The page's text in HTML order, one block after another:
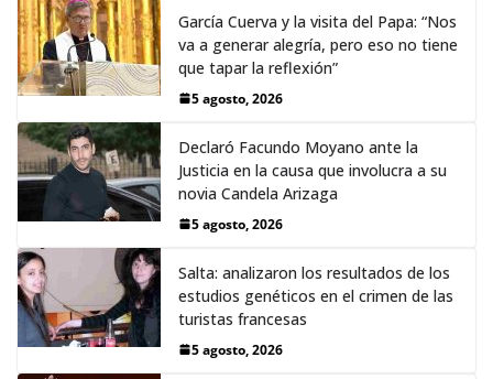
García Cuerva y la visita del Papa: “Nos
va a generar alegría, pero eso no tiene
que tapar la reflexión”
5 agosto, 2026
Declaró Facundo Moyano ante la
Justicia en la causa que involucra a su
novia Candela Arizaga
5 agosto, 2026
Salta: analizaron los resultados de los
estudios genéticos en el crimen de las
turistas francesas
5 agosto, 2026